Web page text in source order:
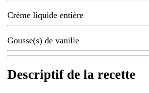
Crème liquide entière
Gousse(s) de vanille
Descriptif de la recette